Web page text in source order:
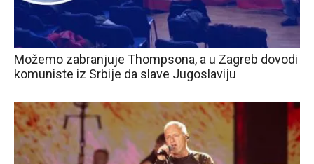
Možemo zabranjuje Thompsona, a u Zagreb dovodi
komuniste iz Srbije da slave Jugoslaviju